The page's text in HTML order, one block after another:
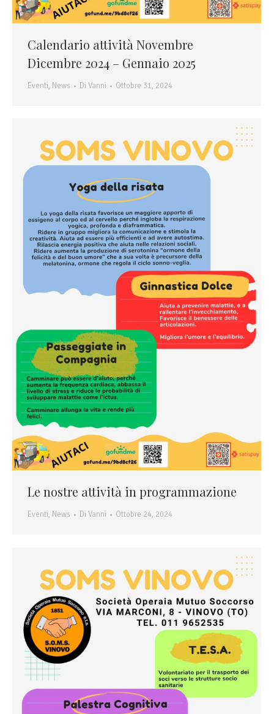
Calendario attività Novembre
Dicembre 2024 – Gennaio 2025
Eventi, News Di Vanni Ottobre 31, 2024
Le nostre attività in programmazione
Eventi, News Di Vanni Ottobre 24, 2024